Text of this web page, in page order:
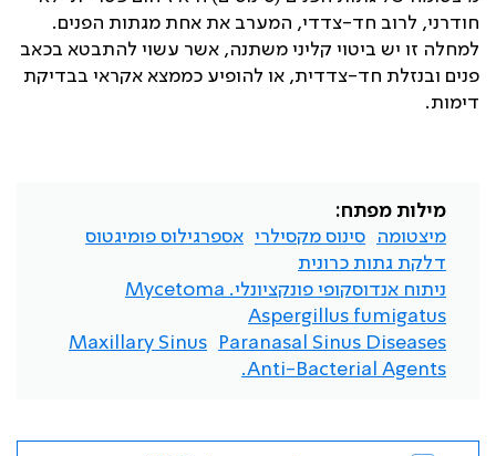
חודרני, לרוב חד-צדדי, המערב את אחת מגתות הפנים.
למחלה זו יש ביטוי קליני משתנה, אשר עשוי להתבטא בכאב
פנים ובנזלת חד-צדדית, או להופיע כממצא אקראי בבדיקת
דימות.
מילות מפתח:
מיצטומה
סינוס מקסילרי אספרגילוס פומיגטוס
דלקת גתות כרונית
ניתוח אנדוסקופי פונקציונלי. Mycetoma
Aspergillus fumigatus
Paranasal Sinus Diseases
Maxillary Sinus
Anti-Bacterial Agents.